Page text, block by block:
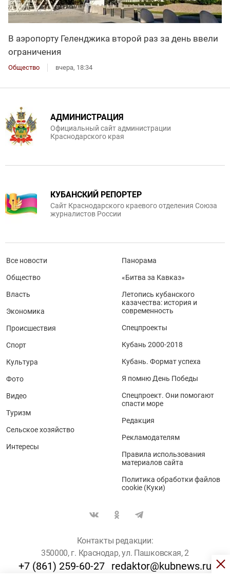
В аэропорту Геленджика второй раз за день ввели
ограничения
Общество вчера, 18:34
АДМИНИСТРАЦИЯ
Официальный сайт администрации
Краснодарского края
КУБАНСКИЙ РЕПОРТЕР
Сайт Краснодарского краевого отделения Союза
журналистов России
Все новости
Общество
Власть
Экономика
Происшествия
Спорт
Культура
Фото
Видео
Туризм
Сельское хозяйство
Интересы
Панорама
«Битва за Кавказ»
Летопись кубанского
казачества: история и
современность
Спецпроекты
Кубань 2000-2018
Кубань. Формат успеха
Я помню День Победы
Спецпроект. Они помогают
спасти море
Редакция
Рекламодателям
Правила использования
материалов сайта
Политика обработки файлов
cookie (Куки)
Контакты редакции:
350000, г. Краснодар, ул. Пашковская, 2
+7 (861) 259-60-27 redaktor@kubnews.ru